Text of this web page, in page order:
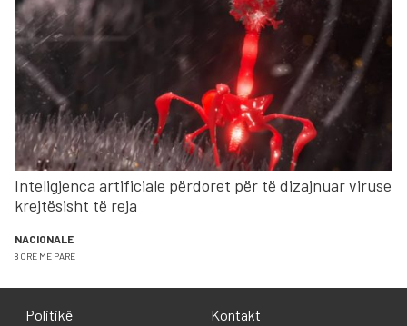
Inteligjenca artificiale përdoret për të dizajnuar viruse
krejtësisht të reja
NACIONALE
8 ORË MË PARË
Politikë
Kontakt